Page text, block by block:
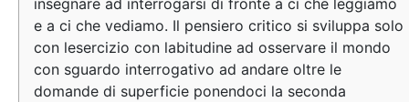
insegnare ad interrogarsi di fronte a ci che leggiamo
e a ci che vediamo. Il pensiero critico si sviluppa solo
con lesercizio con labitudine ad osservare il mondo
con sguardo interrogativo ad andare oltre le
domande di superficie ponendoci la seconda